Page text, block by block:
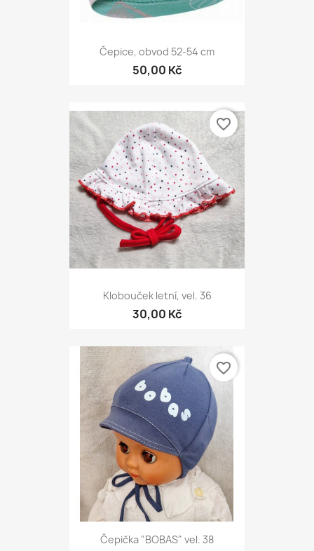
Čepice, obvod 52-54 cm
50,00 Kč
Klobouček letní, vel. 36
30,00 Kč
favorite_border
Čepička "BOBAS" vel. 38
favorite_border